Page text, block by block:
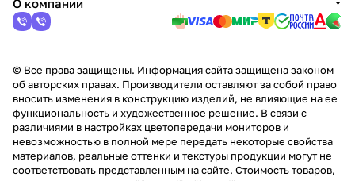
О компании
© Все права защищены. Информация сайта защищена законом
об авторских правах. Производители оставляют за собой право
вносить изменения в конструкцию изделий, не влияющие на ее
функциональность и художественное решение. В связи с
различиями в настройках цветопередачи мониторов и
невозможностью в полной мере передать некоторые свойства
материалов, реальные оттенки и текстуры продукции могут не
соответствовать представленным на сайте. Стоимость товаров,